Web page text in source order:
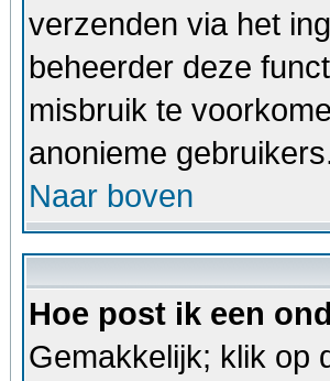
verzenden via het
beheerder deze
misbruik te
anonieme
Naar boven
Hoe post ik een
Gemakkelijk; klik op